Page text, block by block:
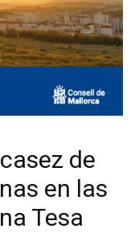
de
en las
Tesa